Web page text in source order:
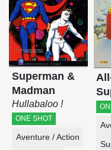
Superman &
Madman
Hullabaloo !
ONE SHOT
Aventure / Action